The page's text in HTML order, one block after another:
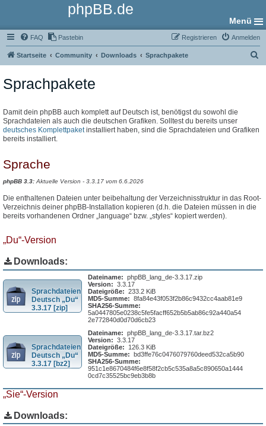
phpBB.de
Menü
FAQ Pastebin Anmelden
Registrieren
Startseite Community Downloads Sprachpakete
Sprachpakete
Damit dein phpBB auch komplett auf Deutsch ist, benötigst du sowohl die
Sprachdateien als auch die deutschen Grafiken. Solltest du bereits unser
deutsches Komplettpaketinstalliert haben, sind die Sprachdateien und Grafiken
bereits installiert.
Sprache
phpBB 3.3:Aktuelle Version - 3.3.17 vom 6.6.2026
Die enthaltenen Dateien unter beibehaltung der Verzeichnisstruktur in das Root-
Verzeichnis deiner phpBB-Installation kopieren (d.h. die Dateien müssen in die
bereits vorhandenen Ordner „language“ bzw. „styles“ kopiert werden).
„Du“-Version
Downloads:
Sprachdateien
Deutsch „Du“
3.3.17 [zip]
Dateiname: phpBB_lang_de-3.3.17.zip
Version: 3.3.17
Dateigröße: 233.2 KiB
MD5-Summe: 8fa84e43f053f2b86c9432cc4aab81e9
SHA256-Summe:
5a0447805e0238c5fe5facff652b5b5ab86c92a440a54
2e772840d0d70d6cb23
Sprachdateien
Deutsch „Du“
3.3.17 [bz2]
Dateiname: phpBB_lang_de-3.3.17.tar.bz2
Version: 3.3.17
Dateigröße:
126.3 KiB
MD5-Summe: bd3ffe76c0476079760deed532ca5b90
SHA256-Summe:
951c1e8670484f6e8f58f2cb5c535a8a5c890650a1444
0cd7c35525bc9eb3b8b
„Sie“-Version
Downloads: